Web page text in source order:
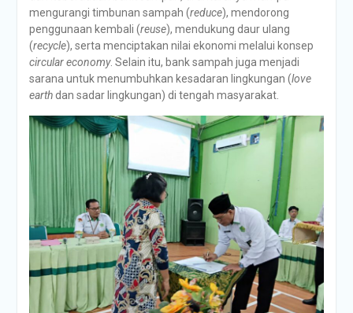
mengurangi timbunan sampah (reduce), mendorong
penggunaan kembali (reuse), mendukung daur ulang
(recycle), serta menciptakan nilai ekonomi melalui konsep
circular economy. Selain itu, bank sampah juga menjadi
sarana untuk menumbuhkan kesadaran lingkungan (love
earthdan sadar lingkungan) di tengah masyarakat.